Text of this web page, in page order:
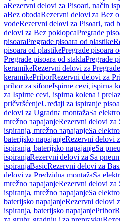
aRezervni delovi za Pisoari, način
aBez obodaRezervni delovi za Bez
vodeRezervni delovi za Pisoari, rad
delovi za Bez poklopcaPregrade
pisoaraPregrade pisoara od plastike
pisoara od plastikePregrade pisoara
Pregrade pisoara od staklaPregrade
keramikeRezervni delovi za
keramikePriborRezervni delovi za
pribor za sifoneIspirne cevi, ispirna
za Ispirne cevi, ispirna kolena i
pričvršćenjeUređaji za ispiranje
delovi za Ugradna montažaSa
mrežno napajanjeRezervni delovi za
ispiranja, mrežno napajanjeSa
baterijsko napajanjeRezervni delovi
ispiranja, baterijsko napajanjeSa
ispiranjaRezervni delovi za Sa
ispiranjaBasicRezervni delovi za
delovi za Predzidna montažaSa
mrežno napajanjeRezervni delovi za
ispiranja, mrežno napajanjeSa
baterijsko napajanjeRezervni delovi
ispiranja, baterijsko napajanjePribor
za grubu gradnju i za prepravku